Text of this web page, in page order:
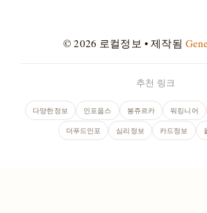
© 2026 로컬정보 • 제작됨
추천 링크
다양한정보 인포웁스 봉쥬르카 워킹니어
더푸드인포 심리정보 카드정보